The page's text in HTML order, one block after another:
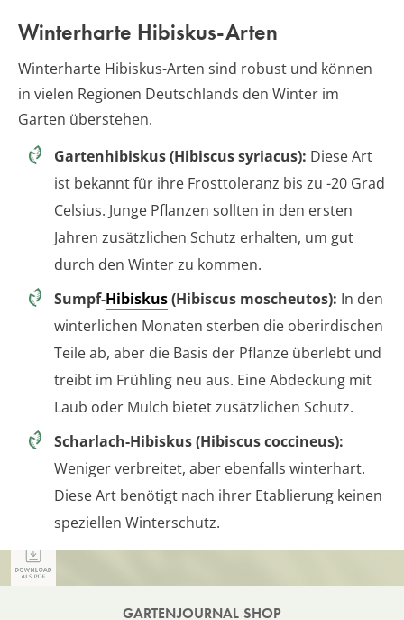
Winterharte Hibiskus-Arten
Winterharte Hibiskus-Arten sind robust und können
in vielen Regionen Deutschlands den Winter im
Garten überstehen.
Gartenhibiskus (Hibiscus syriacus): Diese Art
ist bekannt für ihre Frosttoleranz bis zu -20 Grad
Celsius. Junge Pflanzen sollten in den ersten
Jahren zusätzlichen Schutz erhalten, um gut
durch den Winter zu kommen.
Sumpf-Hibiskus(Hibiscus moscheutos): In den
winterlichen Monaten sterben die oberirdischen
Teile ab, aber die Basis der Pflanze überlebt und
treibt im Frühling neu aus. Eine Abdeckung mit
Laub oder Mulch bietet zusätzlichen Schutz.
Scharlach-Hibiskus (Hibiscus coccineus):
Weniger verbreitet, aber ebenfalls winterhart.
Diese Art benötigt nach ihrer Etablierung keinen
speziellen Winterschutz.
GARTENJOURNAL SHOP